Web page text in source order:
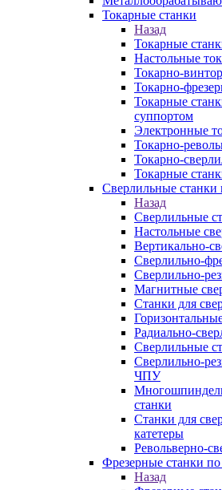
Токарные станки
Назад
Токарные
Настольные
Токарно-
Токарно-
Токарные
суппортом
Электронные
Токарно-
Токарно-
Токарные
Сверлильные станки
Назад
Сверлильные
Настольные
Вертикально-
Сверлильно-
Сверлильно-
Магнитные
Станки для
Радиально-
Сверлильные
Сверлильно-
ЧПУ
станки
Станки для
катетеры
Револьверно-
Фрезерные станки
Назад